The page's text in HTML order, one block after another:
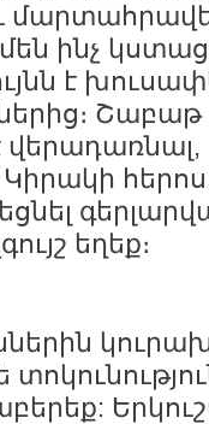
ինչ
է
Շաբաթ
եղեք։